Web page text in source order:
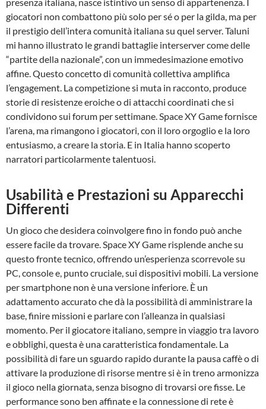
giocatori non combattono più solo per sé o per la gilda, ma per
il prestigio dell’intera comunità italiana su quel server. Taluni
mi hanno illustrato le grandi battaglie interserver come delle
“partite della nazionale”, con un immedesimazione emotivo
affine. Questo concetto di comunità collettiva amplifica
l’engagement. La competizione si muta in racconto, produce
storie di resistenze eroiche o di attacchi coordinati che si
condividono sui forum per settimane. Space XY Game fornisce
l’arena, ma rimangono i giocatori, con il loro orgoglio e la loro
entusiasmo, a creare la storia. E in Italia hanno scoperto
narratori particolarmente talentuosi.
Usabilità e Prestazioni su Apparecchi
Differenti
Un gioco che desidera coinvolgere fino in fondo può anche
essere facile da trovare. Space XY Game risplende anche su
questo fronte tecnico, offrendo un’esperienza scorrevole su
PC, console e, punto cruciale, sui dispositivi mobili. La versione
per smartphone non è una versione inferiore. È un
adattamento accurato che dà la possibilità di amministrare la
base, finire missioni e parlare con l’alleanza in qualsiasi
momento. Per il giocatore italiano, sempre in viaggio tra lavoro
e obblighi, questa è una caratteristica fondamentale. La
possibilità di fare un sguardo rapido durante la pausa caffè o di
attivare la produzione di risorse mentre si è in treno armonizza
il gioco nella giornata, senza bisogno di trovarsi ore fisse. Le
performance sono ben affinate e la connessione di rete è